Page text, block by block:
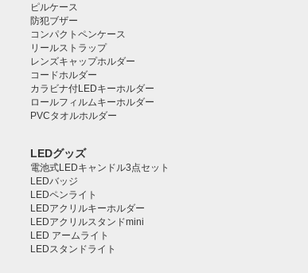
ピルケース
防犯ブザー
コンパクトペンケース
リールストラップ
レンズキャップホルダー
コードホルダー
カラビナ付LEDキーホルダー
ロールフィルムキーホルダー
PVCタオルホルダー
LEDグッズ
電池式LEDキャンドル3点セット
LEDバッジ
LEDペンライト️
LEDアクリルキーホルダー
LEDアクリルスタンドmini
LED アームライト
LEDスタンドライト